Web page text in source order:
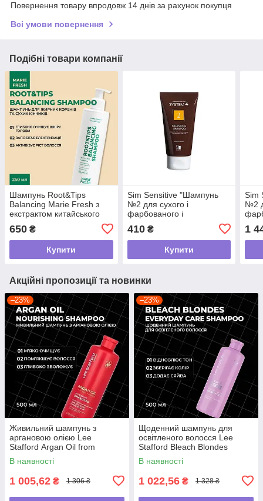
Повернення товару впродовж 14 днів за рахунок покупця
Всі умови повернення
Подібні товари компанії
Шампунь Root&Tips
Balancing Marie Fresh з
екстрактом китайського
коренів та сухих кінчиків
650 ₴
Купити
Sim Sensitive "Шампунь
№2 для сухого і
фарбованого і
75мл/ S4 2 Balancing
Shampoo , 75мл
410₴
Купити
Sim
№2
2
мл
1
Акційні пропозиції та новинки
–23%
Живильний шампунь з
аргановою олією Lee
Stafford Argan Oil from
Morocco Nourishing Shampoo,
500 мл
В наявності
1 005,62 ₴ 1 306 ₴
–23%
Щоденний шампунь для
освітленого волосся Lee
Stafford Bleach Blondes
Everyday Care Shampoo, 500
мл
В наявності
1 022,56 ₴ 1 328 ₴